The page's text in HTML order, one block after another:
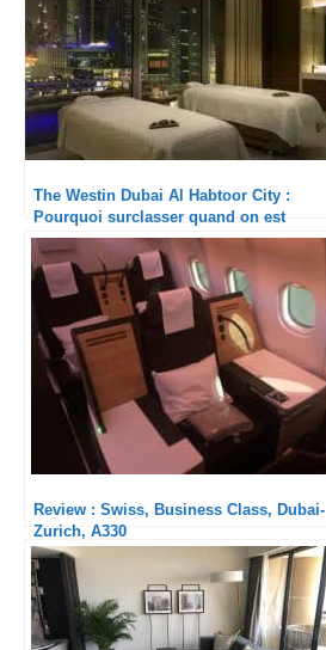
The Westin Dubai Al Habtoor City :
Pourquoi surclasser quand on est
toujours bons ?
Review : Swiss, Business Class, Dubai-
Zurich, A330